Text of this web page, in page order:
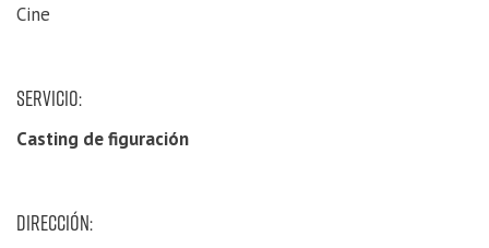
Cine
SERVICIO:
Casting de figuración
DIRECCIÓN: